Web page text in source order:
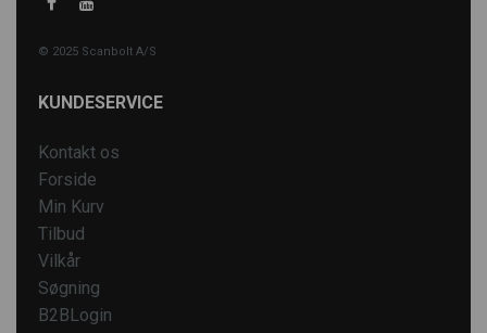
© 2025 Scanbolt A/S
KUNDESERVICE
Kontakt os
Forside
Min Kurv
Tilbud
Vilkår
Søgning
B2BLogin